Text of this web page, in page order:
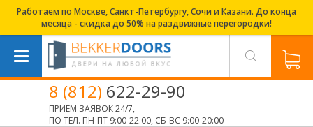
Работаем по Москве, Санкт-Петербургу, Сочи и Казани. До конца
месяца - скидка до 50% на раздвижные перегородки!
8 (812) 622-29-90
ПРИЕМ ЗАЯВОК 24/7,
ПО ТЕЛ. ПН-ПТ 9:00-22:00, СБ-ВС 9:00-20:00